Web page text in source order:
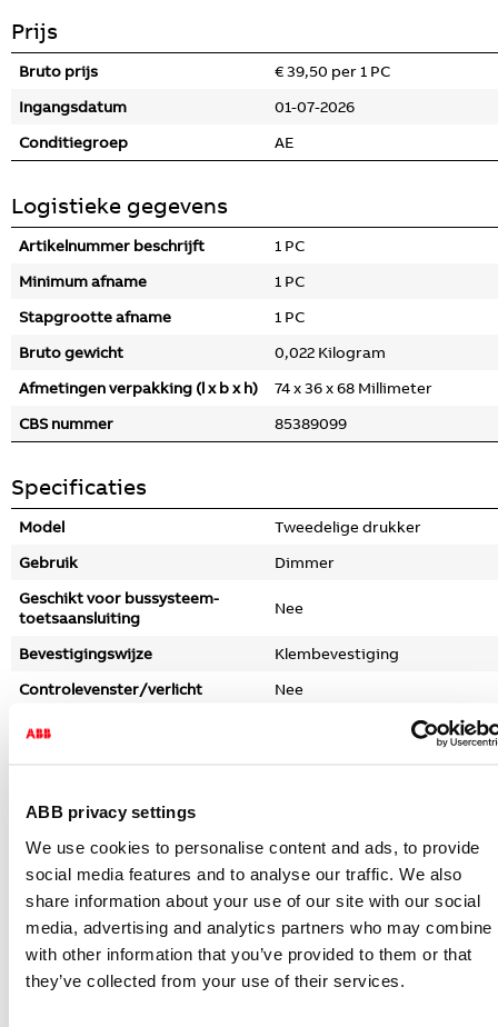
ABB privacy settings
We use cookies to personalise content and ads, to provide
social media features and to analyse our traffic. We also
share information about your use of our site with our social
media, advertising and analytics partners who may combine
with other information that you’ve provided to them or that
they’ve collected from your use of their services.
Prijs
Bruto prijs
€ 39,50 per 1 PC
Ingangsdatum
01-07-2026
Conditiegroep
AE
Logistieke gegevens
Artikelnummer beschrijft
1 PC
Minimum afname
1 PC
Stapgrootte afname
1 PC
Bruto gewicht
0,022 Kilogram
Afmetingen verpakking (l x b x h)
74 x 36 x 68 Millimeter
CBS nummer
85389099
Specificaties
Model
Tweedelige drukker
Gebruik
Dimmer
Geschikt voor bussysteem-
toetsaansluiting
Nee
Bevestigingswijze
Klembevestiging
Controlevenster/verlicht
Nee
Materiaal
Uitvoering oppervlakte
Glanzend
Kleur
Wit
RAL-Nummer (vergelijkbaar)
9010
Met indicatieveld
Nee